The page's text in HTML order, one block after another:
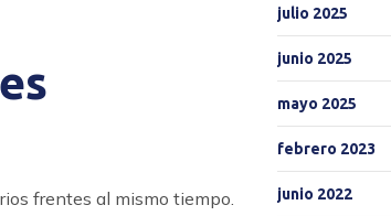
frentes al mismo tiempo.
julio 2025
junio 2025
mayo 2025
febrero 2023
junio 2022